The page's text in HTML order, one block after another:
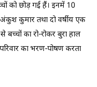
को छोड़ गई हैं। इनमें 10
अंकुश कुमार तथा दो वर्षीय एक
का रो-रोकर बुरा हाल
का भरण-पोषण करता